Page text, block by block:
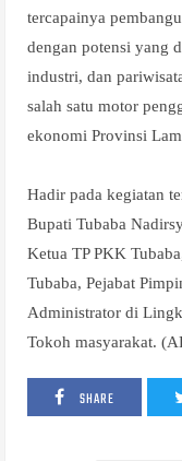
tercapainya
dengan potensi yang
industri, dan
salah satu motor
ekonomi Provinsi
Hadir pada kegiatan
Bupati Tubaba
Ketua TP PKK
Tubaba, Pejabat
Administrator di
Tokoh masyarakat.
SHARE